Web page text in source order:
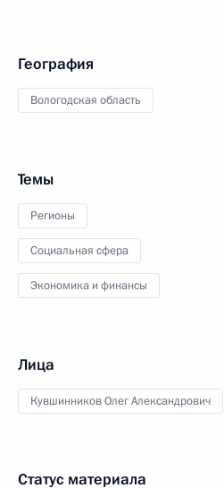
География
Вологодская область
Темы
Регионы
Социальная сфера
Экономика и финансы
Лица
Кувшинников Олег Александрович
Статус материала